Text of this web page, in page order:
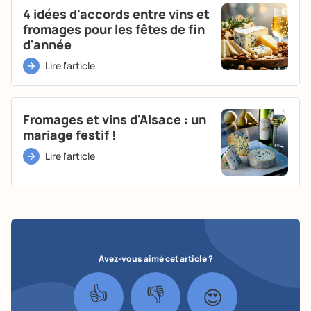
4 idées d'accords entre vins et
fromages pour les fêtes de fin
d'année
Lire l'article
Fromages et vins d'Alsace : un
mariage festif !
Lire l'article
Avez-vous aimé cet article ?
👍 👎 😍